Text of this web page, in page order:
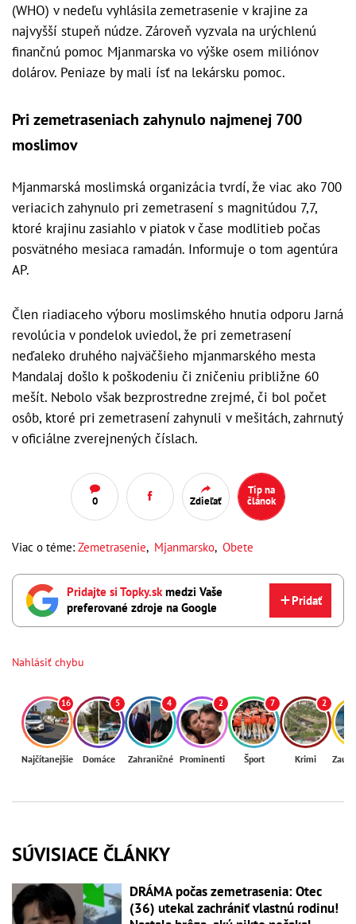
(WHO) v nedeľu vyhlásila zemetrasenie v krajine za
najvyšší stupeň núdze. Zároveň vyzvala na urýchlenú
finančnú pomoc Mjanmarska vo výške osem miliónov
dolárov. Peniaze by mali ísť na lekársku pomoc.
Pri zemetraseniach zahynulo najmenej 700
moslimov
Mjanmarská moslimská organizácia tvrdí, že viac ako 700
veriacich zahynulo pri zemetrasení s magnitúdou 7,7,
ktoré krajinu zasiahlo v piatok v čase modlitieb počas
posvätného mesiaca ramadán. Informuje o tom agentúra
AP.
Člen riadiaceho výboru moslimského hnutia odporu Jarná
revolúcia v pondelok uviedol, že pri zemetrasení
neďaleko druhého najväčšieho mjanmarského mesta
Mandalaj došlo k poškodeniu či zničeniu približne 60
mešít. Nebolo však bezprostredne zrejmé, či bol počet
osôb, ktoré pri zemetrasení zahynuli v mešitách, zahrnutý
v oficiálne zverejnených číslach.
0 Zdieľať
Tip na
článok
Viac o téme: Zemetrasenie, Mjanmarsko, Obete
Pridajte si Topky.skmedzi Vaše
preferované zdroje na Google
Pridať
Nahlásiť chybu
16
Najčítanejšie
5
Domáce
4
Zahraničné
2
Prominenti
7
Šport
2
Krimi
SÚVISIACE ČLÁNKY
DRÁMA počas zemetrasenia: Otec
(36) utekal zachrániť vlastnú rodinu!